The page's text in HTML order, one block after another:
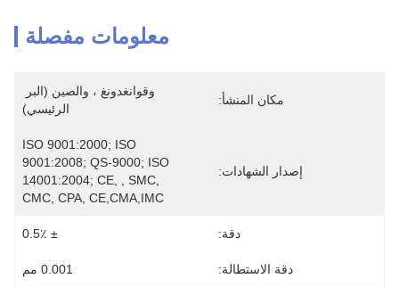
معلومات مفصلة
مكان المنشأ:
الرئيسي)
إصدار الشهادات:
ISO 9001:2000; ISO
9001:2008; QS-9000; ISO
14001:2004; CE, , SMC,
CMC, CPA, CE,CMA,IMC
دقة: ± 0.5٪
دقة الاستطالة: 0.001 مم